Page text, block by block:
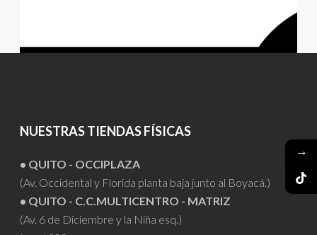
NUESTRAS TIENDAS FÍSICAS
• QUITO - OCCIPLAZA
(Av. Occidental y Florida planta baja junto al Boyacá.)
• QUITO - C.C.MULTICENTRO - MATRIZ
(Av. 6 de Diciembre y la Niña esq.)
→